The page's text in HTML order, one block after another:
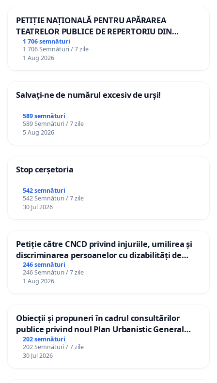
PETIȚIE NAȚIONALĂ PENTRU APĂRAREA
TEATRELOR PUBLICE DE REPERTORIU DIN
ROMÂNIA
1 706 semnături
1 706 Semnături / 7 zile
1 Aug 2026
Salvați-ne de numărul excesiv de urși!
589 semnături
589 Semnături / 7 zile
5 Aug 2026
Stop cerșetoria
542 semnături
542 Semnături / 7 zile
30 Jul 2026
Petiție către CNCD privind injuriile, umilirea și
discriminarea persoanelor cu dizabilități de
către utilizatorul TikTok „Gorici”
246 semnături
246 Semnături / 7 zile
1 Aug 2026
Obiecții și propuneri în cadrul consultărilor
publice privind noul Plan Urbanistic General
(PUG) Ialoveni
202 semnături
202 Semnături / 7 zile
30 Jul 2026